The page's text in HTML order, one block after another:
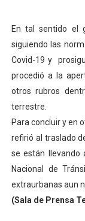
Expertos
Dictan
Campo Elías
Encuentro
Gobernador
Plan
En tal sentido el
siguiendo las
Covid-19 y
procedió a la
otros rubros
terrestre.
Para concluir y en
refirió al traslado
se están llevando
Nacional de
extraurbanas aun
(Sala de Prensa